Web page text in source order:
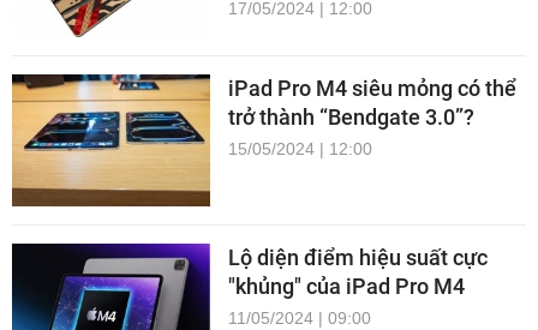
17/05/2024 | 12:00
iPad Pro M4 siêu mỏng có thể
trở thành “Bendgate 3.0”?
15/05/2024 | 12:00
Lộ diện điểm hiệu suất cực
"khủng" của iPad Pro M4
11/05/2024 | 09:00